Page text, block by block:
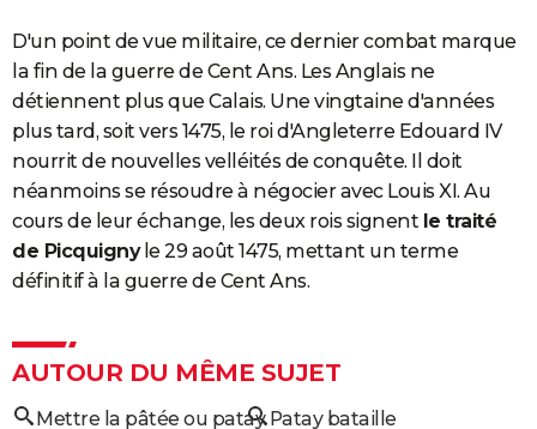
D'un point de vue militaire, ce dernier combat marque
la fin de la guerre de Cent Ans. Les Anglais ne
détiennent plus que Calais. Une vingtaine d'années
plus tard, soit vers 1475, le roi d'Angleterre Edouard IV
nourrit de nouvelles velléités de conquête. Il doit
néanmoins se résoudre à négocier avec Louis XI. Au
cours de leur échange, les deux rois signent le traité
de Picquignyle 29 août 1475, mettant un terme
définitif à la guerre de Cent Ans.
AUTOUR DU MÊME SUJET
Mettre la pâtée ou patay Patay bataille